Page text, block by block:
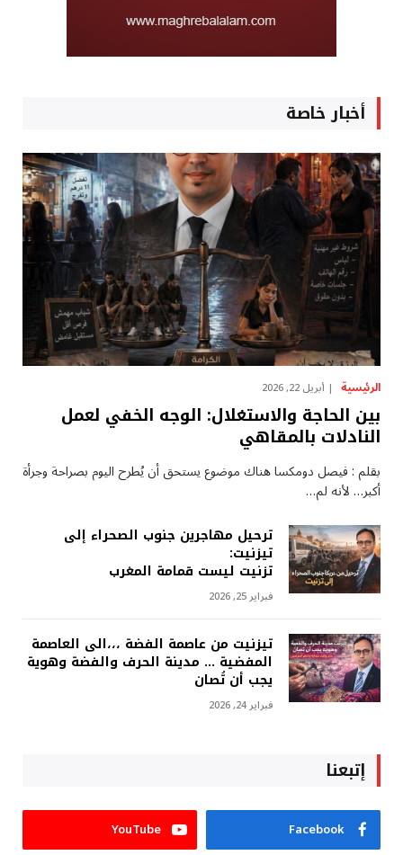
أخبار خاصة
الرئيسية أبريل 22, 2026
بين الحاجة والاستغلال: الوجه الخفي لعمل
النادلات بالمقاهي
بقلم : فيصل دومكسا هناك موضوع يستحق أن يُطرح اليوم بصراحة وجرأة
أكبر… لأنه لم…
ترحيل مهاجرين جنوب الصحراء إلى
تيزنيت:
تزنيت ليست قمامة المغرب
فبراير 25, 2026
تيزنيت من عاصمة الفضة ،،،الى العاصمة
المفضية … مدينة الحرف والفضة وهوية
يجب أن تُصان
فبراير 24, 2026
إتبعنا
Facebook
YouTube